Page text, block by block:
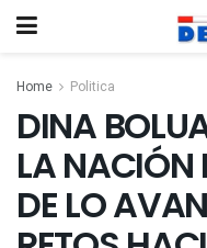
Home Politica
DINA
LA NACIÓN
DE LO